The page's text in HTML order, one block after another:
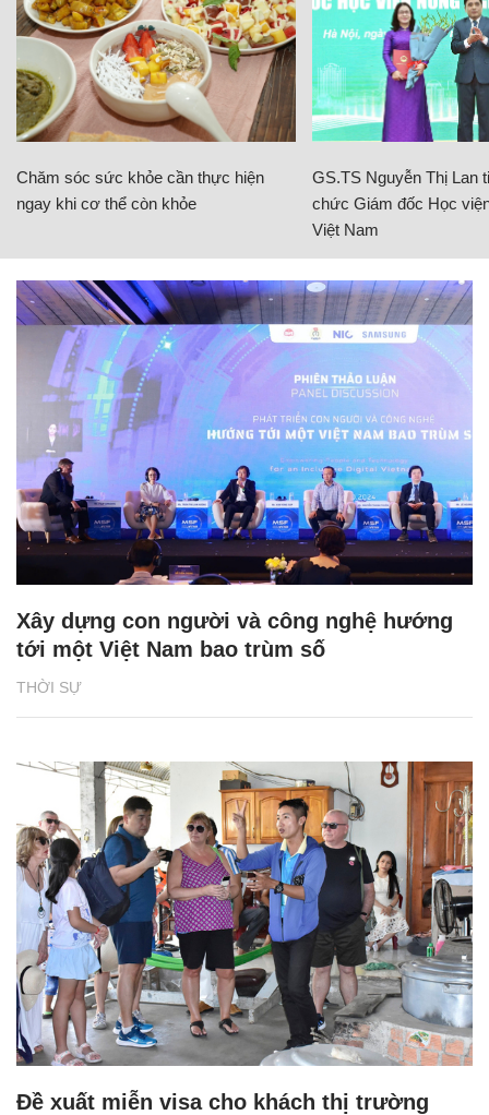
Chăm sóc sức khỏe cần thực hiện
ngay khi cơ thể còn khỏe
GS.TS Nguyễn Thị Lan
chức Giám đốc Học
Việt Nam
THỜI SỰ
Xây dựng con người và công nghệ hướng
tới một Việt Nam bao trùm số
Đề xuất miễn visa cho khách thị trường